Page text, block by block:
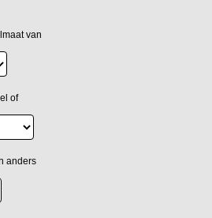
van
of
anders